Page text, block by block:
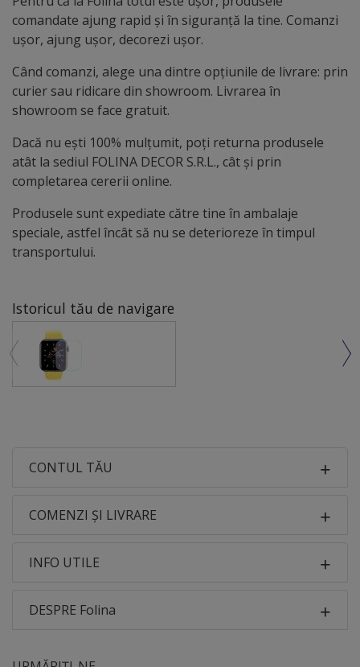
comandate ajung rapid și în siguranță la tine. Comanzi
ușor, ajung ușor, decorezi ușor.
Când comanzi, alege una dintre opțiunile de livrare: prin
curier sau ridicare din showroom. Livrarea în
showroom se face gratuit.
Dacă nu ești 100% mulțumit, poți returna produsele
atât la sediul FOLINA DECOR S.R.L., cât și prin
completarea cererii online.
Produsele sunt expediate către tine în ambalaje
speciale, astfel încât să nu se deterioreze în timpul
transportului.
Istoricul tău de navigare
CONTUL TĂU
COMENZI ȘI LIVRARE
INFO UTILE
DESPRE Folina